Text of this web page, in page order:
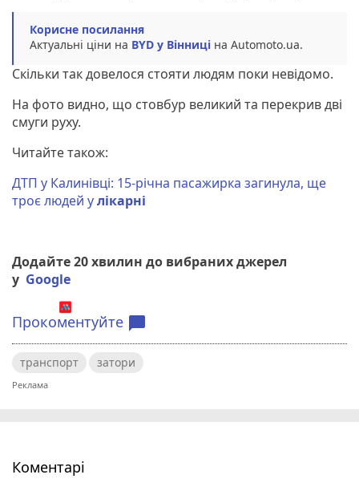
Корисне посилання
Актуальні ціни на BYD у Вінниці на Automoto.ua.
Скільки так довелося стояти людям поки невідомо.
На фото видно, що стовбур великий та перекрив дві
смуги руху.
Читайте також:
ДТП у Калинівці: 15-річна пасажирка загинула, ще
троє людей улікарні
Додайте 20 хвилин до вибраних джерел
у Google
Прокоментуйте chat_bubble
транспорт затори
Коментарі